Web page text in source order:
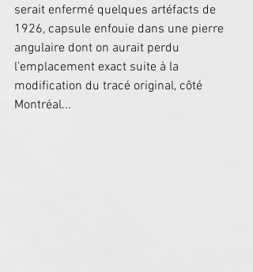
serait enfermé quelques artéfacts de
1926, capsule enfouie dans une pierre
angulaire dont on aurait perdu
l’emplacement exact suite à la
modification du tracé original, côté
Montréal...